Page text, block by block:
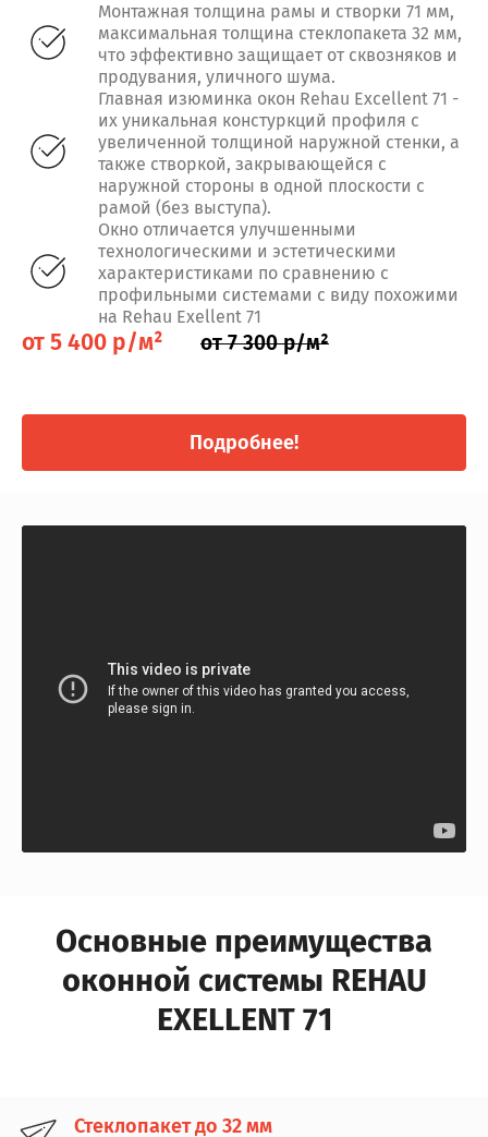
Монтажная толщина рамы и створки 71 мм,
максимальная толщина стеклопакета 32 мм,
что эффективно защищает от сквозняков и
продувания, уличного шума.
Главная изюминка окон Rehau Excellent 71 -
их уникальная констуркций профиля с
увеличенной толщиной наружной стенки, а
также створкой, закрывающейся с
наружной стороны в одной плоскости с
рамой (без выступа).
Окно отличается улучшенными
технологическими и эстетическими
характеристиками по сравнению с
профильными системами с виду похожими
на Rehau Exellent 71
от 5 400 р/м² от 7 300 р/м²
Подробнее!
Основные преимущества
оконной системы REHAU
EXELLENT 71
Стеклопакет до 32 мм